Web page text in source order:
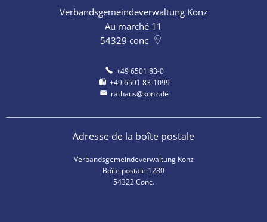
Verbandsgemeindeverwaltung Konz
Au marché 11
54329 conc
+49 6501 83-0
+49 6501 83-1099
rathaus@konz.de
Adresse de la boîte postale
Verbandsgemeindeverwaltung Konz
Boîte postale 1280
54322 Conc.